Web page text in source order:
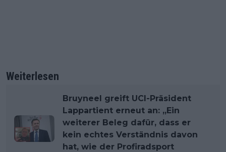
Weiterlesen
Bruyneel greift UCI-Präsident
Lappartient erneut an: „Ein
weiterer Beleg dafür, dass er
kein echtes Verständnis davon
hat, wie der Profiradsport